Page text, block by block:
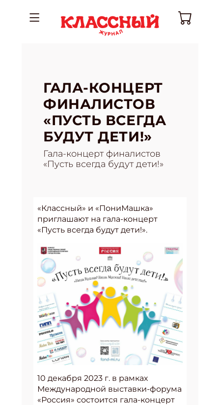
ГАЛА-КОНЦЕРТ
ФИНАЛИСТОВ
«ПУСТЬ ВСЕГДА
БУДУТ ДЕТИ!»
Гала-концерт финалистов
«Пусть всегда будут дети!»
«Классный» и «ПониМашка»
приглашают на гала-концерт
«Пусть всегда будут дети!».
10 декабря 2023 г. в рамках
Международной выставки-форума
«Россия» состоится гала-концерт